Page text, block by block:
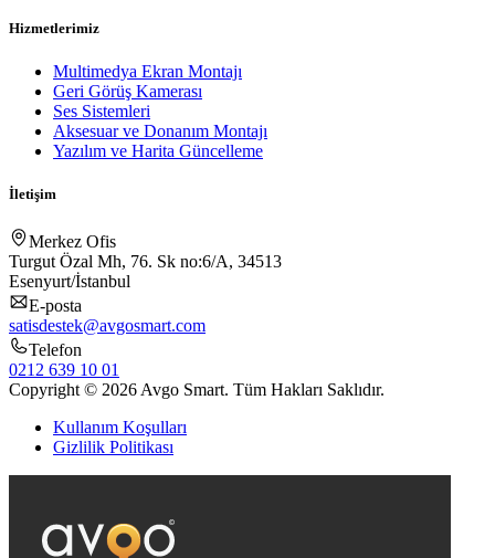
Hizmetlerimiz
Multimedya Ekran Montajı
Geri Görüş Kamerası
Ses Sistemleri
Aksesuar ve Donanım Montajı
Yazılım ve Harita Güncelleme
İletişim
Merkez Ofis
Turgut Özal Mh, 76. Sk no:6/A, 34513
Esenyurt/İstanbul
E-posta
satisdestek@avgosmart.com
Telefon
0212 639 10 01
Copyright © 2026 Avgo Smart. Tüm Hakları Saklıdır.
Kullanım Koşulları
Gizlilik Politikası